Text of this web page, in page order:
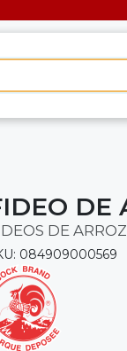
DE
DE
084909000569